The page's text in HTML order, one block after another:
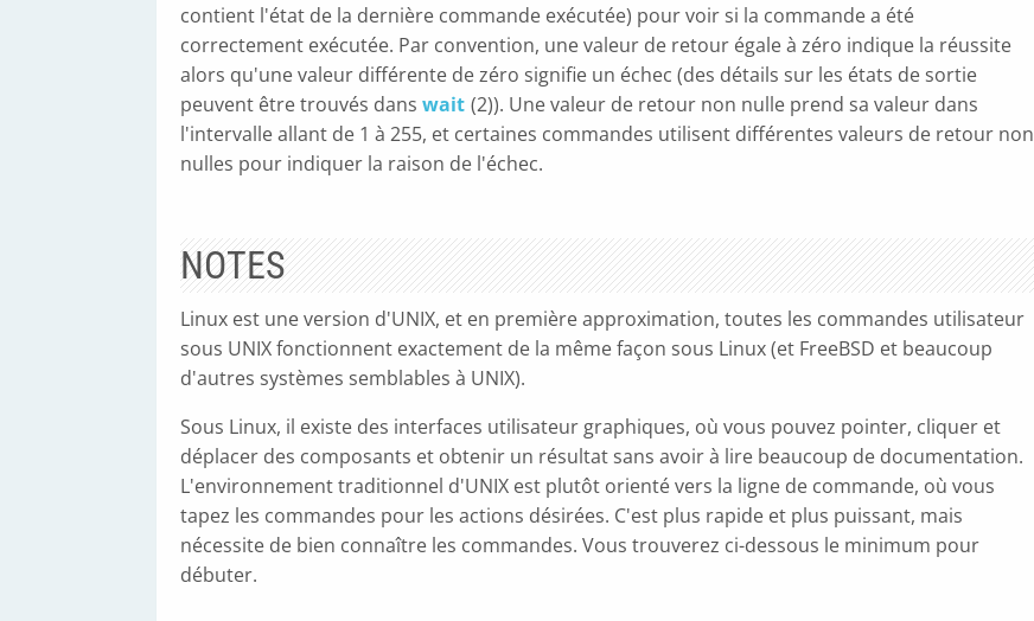
contient l'état de la dernière commande exécutée) pour voir si la commande a été
correctement exécutée. Par convention, une valeur de retour égale à zéro indique la réussite
alors qu'une valeur différente de zéro signifie un échec (des détails sur les états de sortie
peuvent être trouvés dans wait (2)). Une valeur de retour non nulle prend sa valeur dans
l'intervalle allant de 1 à 255, et certaines commandes utilisent différentes valeurs de retour non
nulles pour indiquer la raison de l'échec.
NOTES
Linux est une version d'UNIX, et en première approximation, toutes les commandes utilisateur
sous UNIX fonctionnent exactement de la même façon sous Linux (et FreeBSD et beaucoup
d'autres systèmes semblables à UNIX).
Sous Linux, il existe des interfaces utilisateur graphiques, où vous pouvez pointer, cliquer et
déplacer des composants et obtenir un résultat sans avoir à lire beaucoup de documentation.
L'environnement traditionnel d'UNIX est plutôt orienté vers la ligne de commande, où vous
tapez les commandes pour les actions désirées. C'est plus rapide et plus puissant, mais
nécessite de bien connaître les commandes. Vous trouverez ci-dessous le minimum pour
débuter.